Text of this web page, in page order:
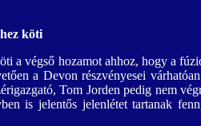
köti
végső hozamot ahhoz, hogy a
a Devon részvényesei
Tom Jorden pedig nem
is jelentős jelenlétet tartanak